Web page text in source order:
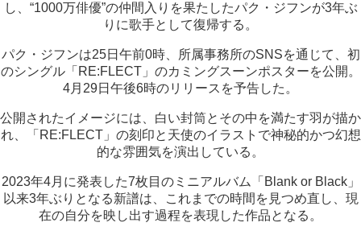
し、“1000万俳優”の仲間入りを果たしたパク・ジフンが3年ぶ
りに歌手として復帰する。
パク・ジフンは25日午前0時、所属事務所のSNSを通じて、初
のシングル「RE:FLECT」のカミングスーンポスターを公開。
4月29日午後6時のリリースを予告した。
公開されたイメージには、白い封筒とその中を満たす羽が描か
れ、「RE:FLECT」の刻印と天使のイラストで神秘的かつ幻想
的な雰囲気を演出している。
2023年4月に発表した7枚目のミニアルバム「Blank or Black」
以来3年ぶりとなる新譜は、これまでの時間を見つめ直し、現
在の自分を映し出す過程を表現した作品となる。